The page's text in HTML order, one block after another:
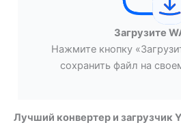
Загрузите
Нажмите кнопку
сохранить файл на
Лучший конвертер и загрузчик